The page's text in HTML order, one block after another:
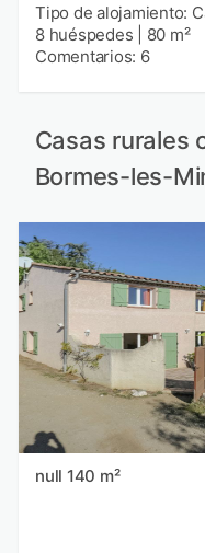
Tipo de alojamiento:
8 huéspedes
80 m²
Comentarios: 6
Casas rurales
Bormes-les-
null 140 m²